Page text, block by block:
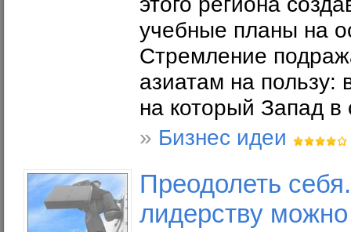
учебные планы на
Стремление
азиатам на пользу:
на который Запад в
» Бизнес идеи
Преодолеть
лидерству